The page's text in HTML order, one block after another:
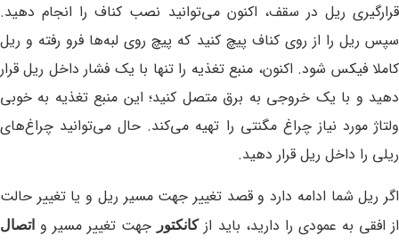
قرارگیری ریل در سقف، اکنون می‌توانید نصب کناف را انجام دهید.
سپس ریل را از روی کناف پیچ کنید که پیچ روی لبه‌ها فرو رفته و ریل
کاملا فیکس شود. اکنون، منبع تغذیه را تنها با یک فشار داخل ریل قرار
دهید و با یک خروجی به برق متصل کنید؛ این منبع تغذیه به خوبی
ولتاژ مورد نیاز چراغ مگنتی را تهیه می‌کند. حال می‌توانید چراغ‌های
ریلی را داخل ریل قرار دهید.
اگر ریل شما ادامه دارد و قصد تغییر جهت مسیر ریل و یا تغییر حالت
از افقی به عمودی را دارید، باید ازکانکتور جهت تغییر مسیر و اتصال